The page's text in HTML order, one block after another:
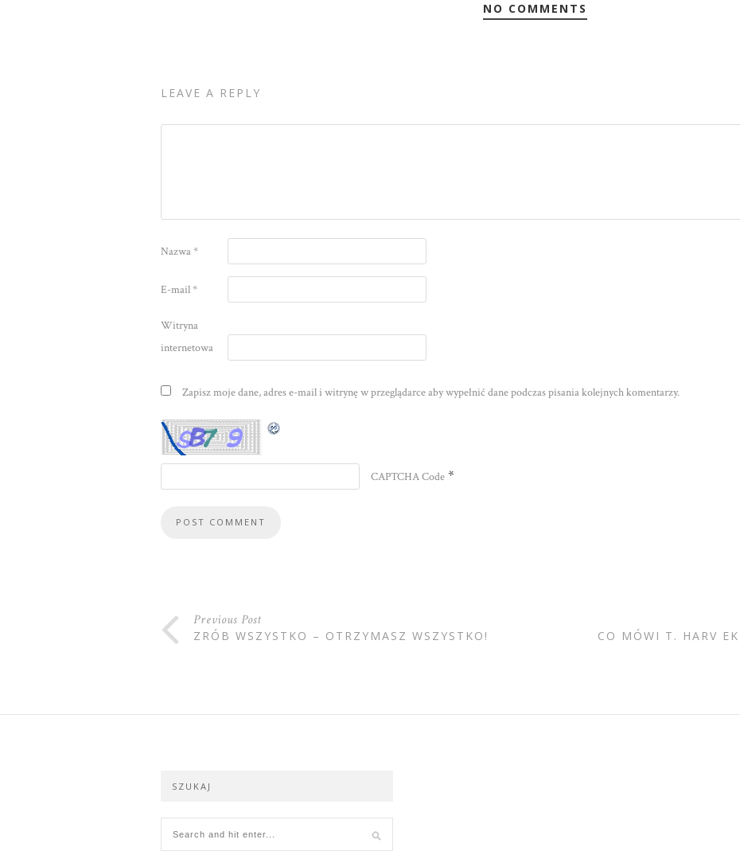
NO COMMENTS
LEAVE A REPLY
Nazwa*
E-mail*
Witryna
internetowa
Zapisz moje dane, adres e-mail i witrynę w przeglądarce aby wypełnić dane podczas pisania kolejnych komentarzy.
CAPTCHA Code *
Previous Post
ZRÓB WSZYSTKO – OTRZYMASZ WSZYSTKO!
CO MÓWI T. HARV
SZUKAJ